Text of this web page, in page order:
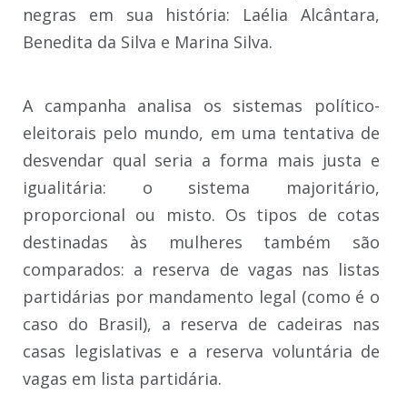
negras em sua história: Laélia Alcântara,
Benedita da Silva e Marina Silva.
A campanha analisa os sistemas político-
eleitorais pelo mundo, em uma tentativa de
desvendar qual seria a forma mais justa e
igualitária: o sistema majoritário,
proporcional ou misto. Os tipos de cotas
destinadas às mulheres também são
comparados: a reserva de vagas nas listas
partidárias por mandamento legal (como é o
caso do Brasil), a reserva de cadeiras nas
casas legislativas e a reserva voluntária de
vagas em lista partidária.